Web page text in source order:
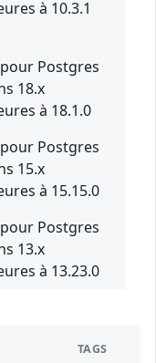
à 10.3.1
Postgres
18.x
à 18.1.0
Postgres
15.x
à 15.15.0
Postgres
13.x
à 13.23.0
TAGS